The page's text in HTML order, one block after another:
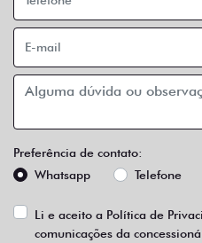
Preferência de contato:
Whatsapp
Telefone
Li e aceito a Política de
comunicações da